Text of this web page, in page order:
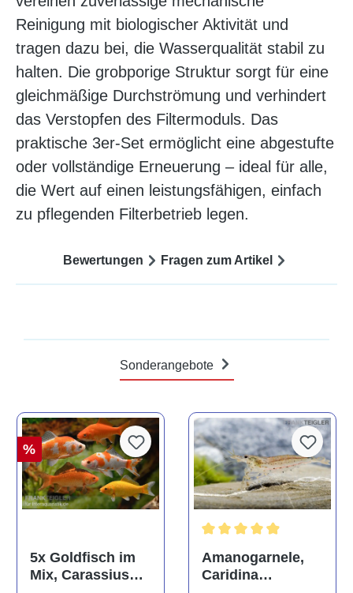
Reinigung mit biologischer Aktivität und
tragen dazu bei, die Wasserqualität stabil zu
halten. Die grobporige Struktur sorgt für eine
gleichmäßige Durchströmung und verhindert
das Verstopfen des Filtermoduls. Das
praktische 3er-Set ermöglicht eine abgestufte
oder vollständige Erneuerung – ideal für alle,
die Wert auf einen leistungsfähigen, einfach
zu pflegenden Filterbetrieb legen.
Bewertungen Fragen zum Artikel
Sonderangebote
%
5x Goldfisch im
Mix, Carassius
Amanogarnele,
Caridina